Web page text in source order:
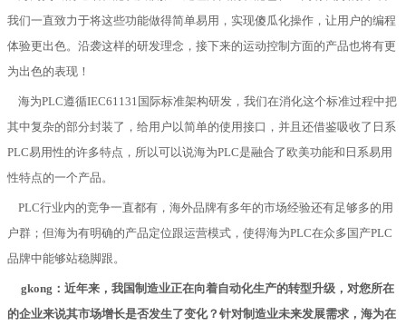
我们一直致力于将这些功能做得简单易用，实现傻瓜化操作，让用户的编程
体验更出色。沿袭这样的研发理念，接下来的运动控制方面的产品也将有更
为出色的表现！
海为PLC遵循IEC61131 国际标准架构研发，我们在消化这个标准过程中把
其中复杂的部分封装了，给用户以简单的使用接口，并且还借鉴吸收了日系
PLC易用性的许多特点，所以可以说海为PLC是融合了欧美功能和日系易用
性特点的一个产品。
PLC行业内的竞争一直都有，海外品牌有多年的市场经验还有足够多的用
户群；但海为有明确的产品定位跟运营模式，使得海为PLC在众多国产PLC
品牌中能够站稳脚跟。
gkong：近年来，我国制造业正在向着自动化生产的转型升级，对您所在
的企业来说其市场增长是否发生了变化？针对制造业未来发展需求，海为在